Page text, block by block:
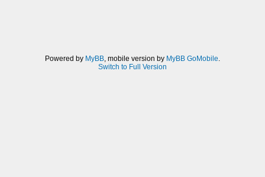
Powered by MyBB , mobile version by MyBB GoMobile
Switch to Full Version